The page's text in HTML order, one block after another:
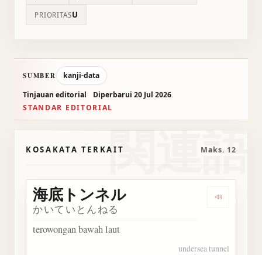
PRIORITASU
SUMBER
kanji-data
Tinjauan editorial
Diperbarui 20 Jul 2026
STANDAR EDITORIAL
関連語
KOSAKATA TERKAIT Maks. 12
海底トンネル
かいていとんねる
terowongan bawah laut
undersea tunnel